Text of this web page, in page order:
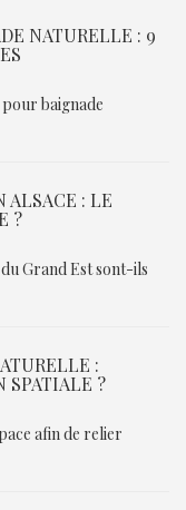
NATURELLE : 9
baignade
ALSACE : LE
?
Grand Est sont-ils
:
SPATIALE ?
afin de relier